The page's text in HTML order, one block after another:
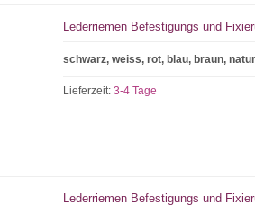
Lederriemen Befestigungs und
schwarz, weiss, rot, blau, braun, natur
Lieferzeit:3-4 Tage
Lederriemen Befestigungs und